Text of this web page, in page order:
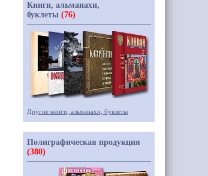
Книги, альманахи,
буклеты (76)
Другие книги, альманахи, буклеты
Полиграфическая продукция
(380)